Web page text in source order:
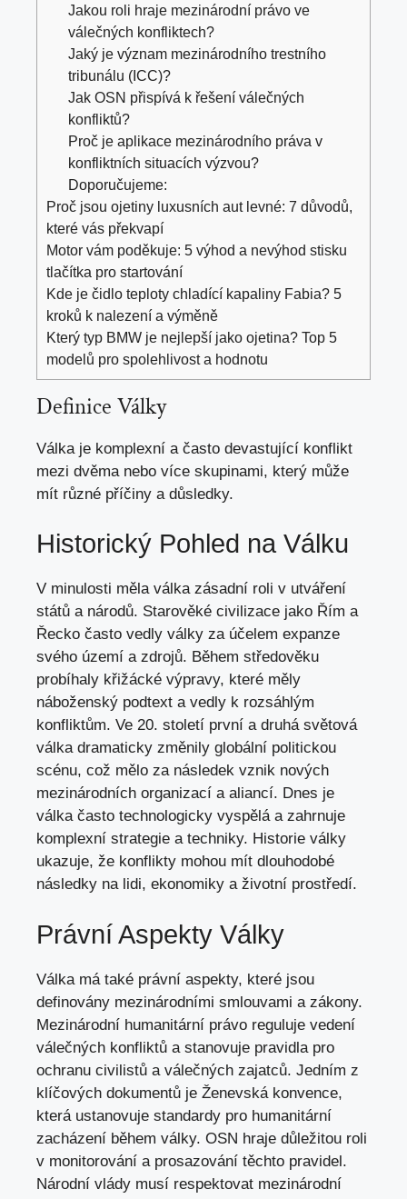
Jakou roli hraje mezinárodní právo ve
válečných konfliktech?
Jaký je význam mezinárodního trestního
tribunálu (ICC)?
Jak OSN přispívá k řešení válečných
konfliktů?
Proč je aplikace mezinárodního práva v
konfliktních situacích výzvou?
Doporučujeme:
Proč jsou ojetiny luxusních aut levné: 7 důvodů,
které vás překvapí
Motor vám poděkuje: 5 výhod a nevýhod stisku
tlačítka pro startování
Kde je čidlo teploty chladící kapaliny Fabia? 5
kroků k nalezení a výměně
Který typ BMW je nejlepší jako ojetina? Top 5
modelů pro spolehlivost a hodnotu
Definice Války
Válka je komplexní a často devastující konflikt
mezi dvěma nebo více skupinami, který může
mít různé příčiny a důsledky.
Historický Pohled na Válku
V minulosti měla válka zásadní roli v utváření
států a národů. Starověké civilizace jako Řím a
Řecko často vedly války za účelem expanze
svého území a zdrojů. Během středověku
probíhaly křižácké výpravy, které měly
náboženský podtext a vedly k rozsáhlým
konfliktům. Ve 20. století první a druhá světová
válka dramaticky změnily globální politickou
scénu, což mělo za následek vznik nových
mezinárodních organizací a aliancí. Dnes je
válka často technologicky vyspělá a zahrnuje
komplexní strategie a techniky. Historie války
ukazuje, že konflikty mohou mít dlouhodobé
následky na lidi, ekonomiky a životní prostředí.
Právní Aspekty Války
Válka má také právní aspekty, které jsou
definovány mezinárodními smlouvami a zákony.
Mezinárodní humanitární právo reguluje vedení
válečných konfliktů a stanovuje pravidla pro
ochranu civilistů a válečných zajatců. Jedním z
klíčových dokumentů je Ženevská konvence,
která ustanovuje standardy pro humanitární
zacházení během války. OSN hraje důležitou roli
v monitorování a prosazování těchto pravidel.
Národní vlády musí respektovat mezinárodní